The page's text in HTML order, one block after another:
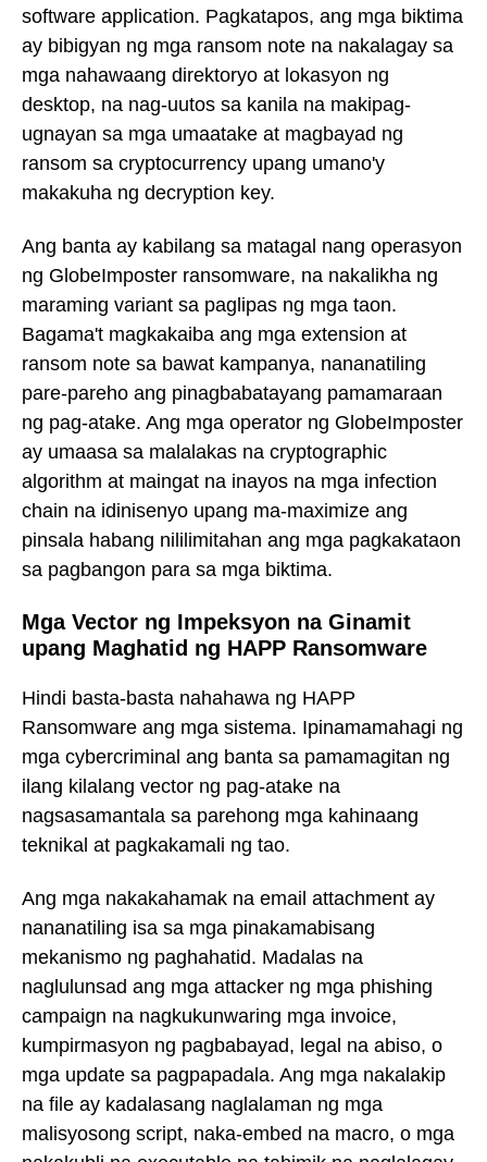
software application. Pagkatapos, ang mga biktima
ay bibigyan ng mga ransom note na nakalagay sa
mga nahawaang direktoryo at lokasyon ng
desktop, na nag-uutos sa kanila na makipag-
ugnayan sa mga umaatake at magbayad ng
ransom sa cryptocurrency upang umano'y
makakuha ng decryption key.
Ang banta ay kabilang sa matagal nang operasyon
ng GlobeImposter ransomware, na nakalikha ng
maraming variant sa paglipas ng mga taon.
Bagama't magkakaiba ang mga extension at
ransom note sa bawat kampanya, nananatiling
pare-pareho ang pinagbabatayang pamamaraan
ng pag-atake. Ang mga operator ng GlobeImposter
ay umaasa sa malalakas na cryptographic
algorithm at maingat na inayos na mga infection
chain na idinisenyo upang ma-maximize ang
pinsala habang nililimitahan ang mga pagkakataon
sa pagbangon para sa mga biktima.
Mga Vector ng Impeksyon na Ginamit
upang Maghatid ng HAPP Ransomware
Hindi basta-basta nahahawa ng HAPP
Ransomware ang mga sistema. Ipinamamahagi ng
mga cybercriminal ang banta sa pamamagitan ng
ilang kilalang vector ng pag-atake na
nagsasamantala sa parehong mga kahinaang
teknikal at pagkakamali ng tao.
Ang mga nakakahamak na email attachment ay
nananatiling isa sa mga pinakamabisang
mekanismo ng paghahatid. Madalas na
naglulunsad ang mga attacker ng mga phishing
campaign na nagkukunwaring mga invoice,
kumpirmasyon ng pagbabayad, legal na abiso, o
mga update sa pagpapadala. Ang mga nakalakip
na file ay kadalasang naglalaman ng mga
malisyosong script, naka-embed na macro, o mga